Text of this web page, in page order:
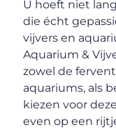
U hoeft niet
die écht
vijvers en
Aquarium &
zowel de
aquariums, als
kiezen voor
even op een